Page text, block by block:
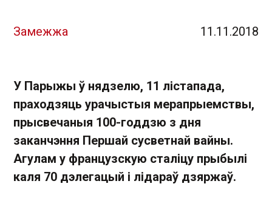
Замежжа 11.11.2018
У Парыжы ў нядзелю, 11 лістапада,
праходзяць урачыстыя мерапрыемствы,
прысвечаныя 100-годдзю з дня
заканчэння Першай сусветнай вайны.
Агулам у французскую сталіцу прыбылі
каля 70 дэлегацый і лідараў дзяржаў.